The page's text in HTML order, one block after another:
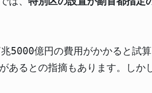
5000億円の費用がかかると試
あるとの指摘もあります。しか